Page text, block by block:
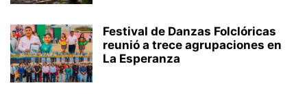
Festival de Danzas Folclóricas
reunió a trece agrupaciones en
La Esperanza